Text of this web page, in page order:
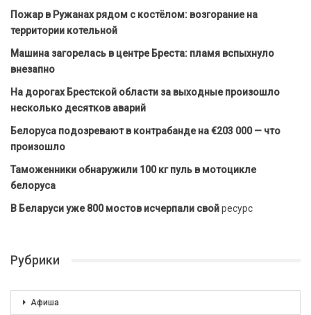
Пожар в Ружанах рядом с костёлом: возгорание на
территории котельной
Машина загорелась в центре Бреста: пламя вспыхнуло
внезапно
На дорогах Брестской области за выходные произошло
несколько десятков аварий
Белоруса подозревают в контрабанде на €203 000 — что
произошло
Таможенники обнаружили 100 кг пуль в мотоцикле
белоруса
В Беларуси уже 800 мостов исчерпали свойресурс
Рубрики
Афиша